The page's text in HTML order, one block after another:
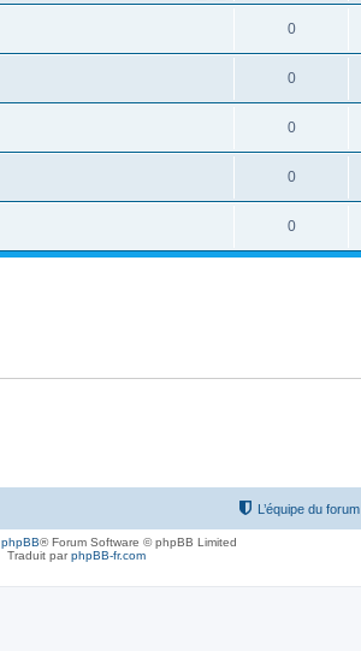
0
0
0
0
0
L’équipe du forum
phpBB® Forum Software © phpBB Limited
Traduit parphpBB-fr.com